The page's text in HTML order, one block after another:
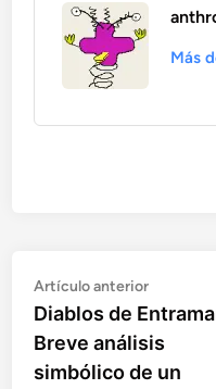
Más
Navegación
de
entradas
Artículo anteriorArtículo
anterior:
Diablos de
Breve análisis
simbólico de un